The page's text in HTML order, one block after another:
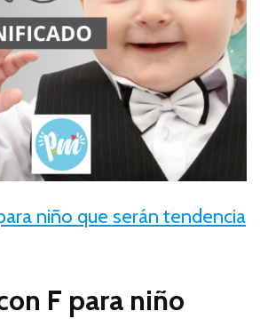
niño que serán tendencia
F para niño